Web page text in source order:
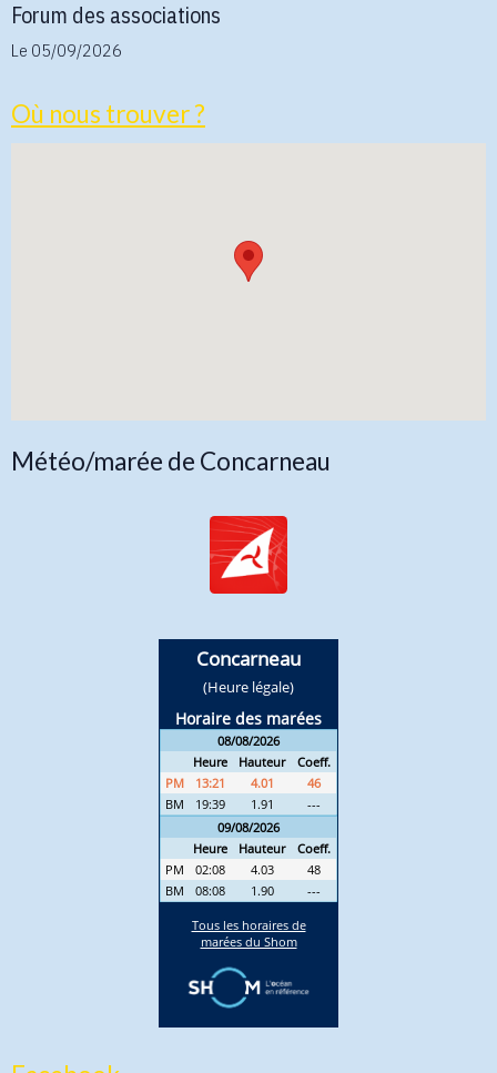
Forum des associations
Le 05/09/2026
Où nous trouver ?
Météo/marée de Concarneau